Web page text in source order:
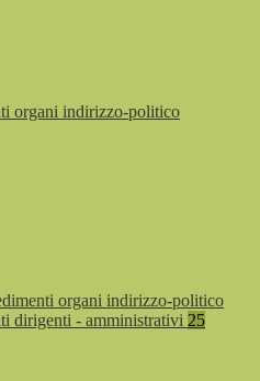
organi indirizzo-politico
organi indirizzo-politico
dirigenti - amministrativi 25